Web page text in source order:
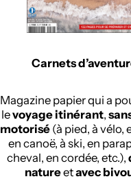
Carnets
Magazine papier qui a
levoyage itinérant,
motorisé(à pied, à vélo,
en canoë, à ski, en
cheval, en cordée, etc.),
natureetavec